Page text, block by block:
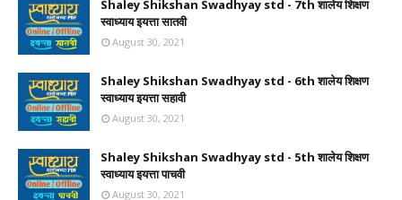
Shaley Shikshan Swadhyay std - 7th शालेय शिक्षण
स्वाध्याय इयत्ता सातवी
August 30, 2021
Shaley Shikshan Swadhyay std - 6th शालेय शिक्षण
स्वाध्याय इयत्ता सहावी
August 30, 2021
Shaley Shikshan Swadhyay std - 5th शालेय शिक्षण
स्वाध्याय इयत्ता पाचवी
August 30, 2021